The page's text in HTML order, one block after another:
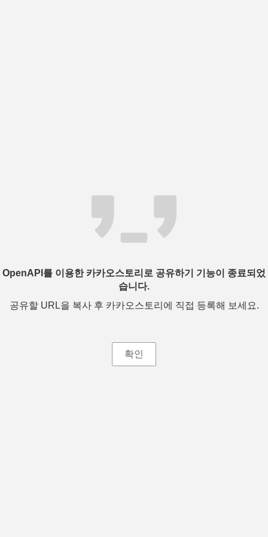
OpenAPI를 이용한 카카오스토리로 공유하기 기능이 종료되었
습니다.
공유할 URL을 복사 후 카카오스토리에 직접 등록해 보세요.
확인